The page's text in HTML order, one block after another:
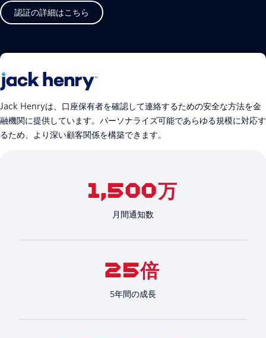
認証の詳細はこちら
Jack Henryは、口座保有者を確認して連絡するための安全な方法を金
融機関に提供しています。パーソナライズ可能であらゆる規模に対応す
るため、より深い顧客関係を構築できます。
1,500万
月間通知数
25倍
5年間の成長